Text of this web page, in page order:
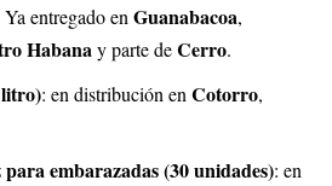
Ya entregado enGuanabacoa,
Habanay parte deCerro.
: en distribución en Cotorro,
embarazadas (30 unidades): en